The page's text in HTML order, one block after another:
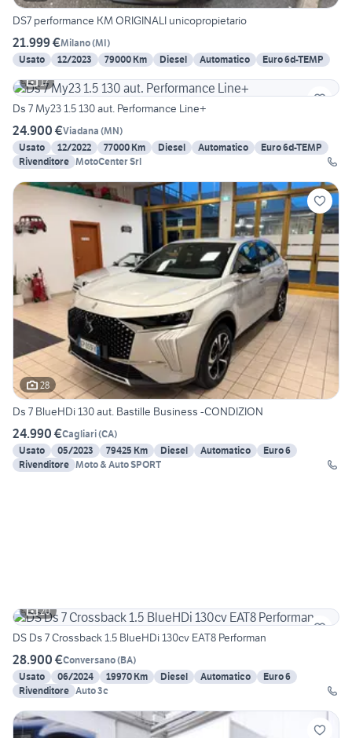
DS7 performance KM ORIGINALI unicopropietario
21.999 €Milano(MI)
Usato
12/2023 79000 Km Diesel Automatico
Euro 6d-TEMP
17
Ds 7 My23 1.5 130 aut. Performance Line+
24.900 €Viadana (MN)
Usato
12/2022 77000 Km Diesel Automatico
Euro 6d-TEMP
Rivenditore MotoCenter Srl
28
Ds 7 BlueHDi 130 aut. Bastille Business -CONDIZION
24.990 €Cagliari(CA)
Usato
05/2023 79425 Km Diesel Automatico
Euro 6
Rivenditore Moto & Auto SPORT
20
DS Ds 7 Crossback 1.5 BlueHDi 130cv EAT8 Performan
28.900 €Conversano(BA)
Usato
06/2024 19970 Km Diesel Automatico
Euro 6
Rivenditore Auto 3c